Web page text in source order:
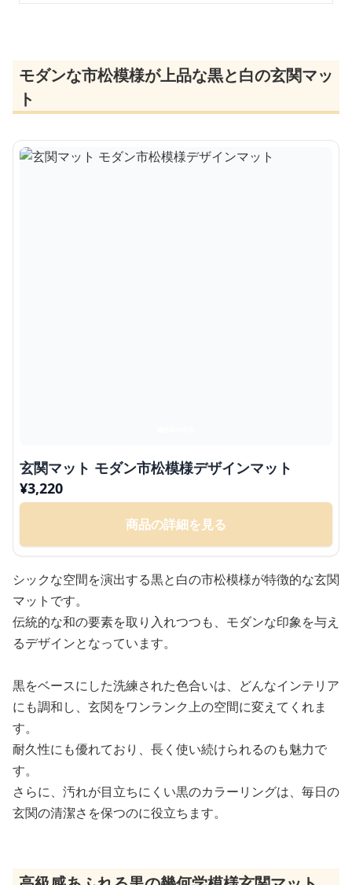
モダンな市松模様が上品な黒と白の玄関マッ
ト
玄関マット モダン市松模様デザインマット
¥3,220
商品の詳細を見る
シックな空間を演出する黒と白の市松模様が特徴的な玄関
マットです。
伝統的な和の要素を取り入れつつも、モダンな印象を与え
るデザインとなっています。
黒をベースにした洗練された色合いは、どんなインテリア
にも調和し、玄関をワンランク上の空間に変えてくれま
す。
耐久性にも優れており、長く使い続けられるのも魅力で
す。
さらに、汚れが目立ちにくい黒のカラーリングは、毎日の
玄関の清潔さを保つのに役立ちます。